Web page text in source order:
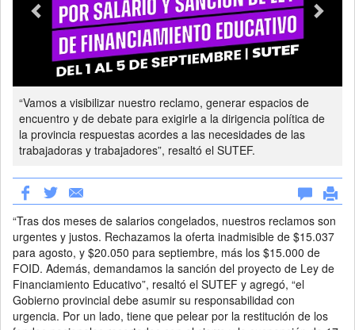
“Vamos a visibilizar nuestro reclamo, generar espacios de
encuentro y de debate para exigirle a la dirigencia política de
la provincia respuestas acordes a las necesidades de las
trabajadoras y trabajadores”, resaltó el SUTEF.
“Tras dos meses de salarios congelados, nuestros reclamos son
urgentes y justos. Rechazamos la oferta inadmisible de $15.037
para agosto, y $20.050 para septiembre, más los $15.000 de
FOID. Además, demandamos la sanción del proyecto de Ley de
Financiamiento Educativo”, resaltó el SUTEF y agregó, “el
Gobierno provincial debe asumir su responsabilidad con
urgencia. Por un lado, tiene que pelear por la restitución de los